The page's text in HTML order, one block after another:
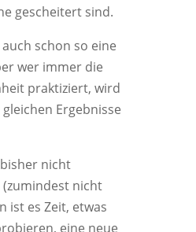
gescheitert sind.
schon so eine
wer immer die
praktiziert, wird
Ergebnisse
nicht
nicht
ist es Zeit, etwas
eine neue